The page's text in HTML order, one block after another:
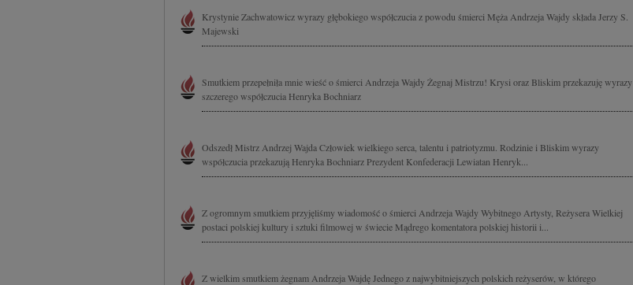
Krystynie Zachwatowicz wyrazy głębokiego współczucia z powodu śmierci Męża Andrzeja Wajdy składa Jerzy S.
Majewski
Smutkiem przepełniła mnie wieść o śmierci Andrzeja Wajdy Żegnaj Mistrzu! Krysi oraz Bliskim przekazuję wyrazy
szczerego współczucia Henryka Bochniarz
Odszedł Mistrz Andrzej Wajda Człowiek wielkiego serca, talentu i patriotyzmu. Rodzinie i Bliskim wyrazy
współczucia przekazują Henryka Bochniarz Prezydent Konfederacji Lewiatan Henryk...
Z ogromnym smutkiem przyjęliśmy wiadomość o śmierci Andrzeja Wajdy Wybitnego Artysty, Reżysera Wielkiej
postaci polskiej kultury i sztuki filmowej w świecie Mądrego komentatora polskiej historii i...
Z wielkim smutkiem żegnam Andrzeja Wajdę Jednego z najwybitniejszych polskich reżyserów, w którego